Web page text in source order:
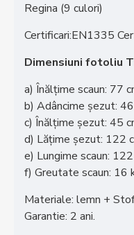
Regina (9 culori)
Certificari:EN1335
Dimensiuni fotoliu
a) Înălțime scaun: 77
b) Adâncime șezut:
c) Înălțime șezut: 45
d) Lățime șezut: 122
e) Lungime scaun:
f) Greutate scaun: 16
Materiale: lemn +
Garantie: 2 ani.